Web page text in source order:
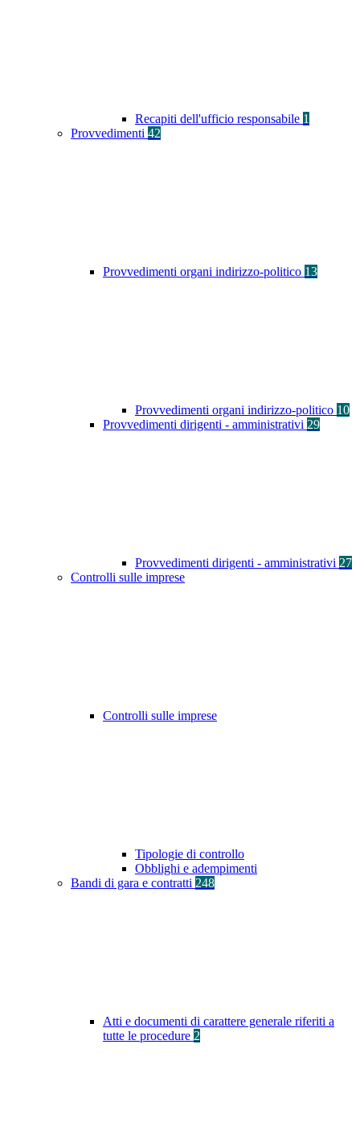
Recapiti dell'ufficio responsabile 1
Provvedimenti 42
Provvedimenti organi indirizzo-politico 13
Provvedimenti organi indirizzo-politico 10
Provvedimenti dirigenti - amministrativi 29
Provvedimenti dirigenti - amministrativi 27
Controlli sulle imprese
Controlli sulle imprese
Tipologie di controllo
Obblighi e adempimenti
Bandi di gara e contratti 248
Atti e documenti di carattere generale riferiti a
tutte le procedure 2